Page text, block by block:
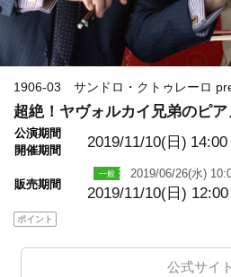
1906-03 サンドロ・クトゥレーロ
超絶！ヤヴォルカイ兄弟のピ
公演期間
開催期間
2019/11/10(日) 14:00
販売期間
2019/06/26(水)
2019/11/10(日) 12:00
ポイント
公式サイト